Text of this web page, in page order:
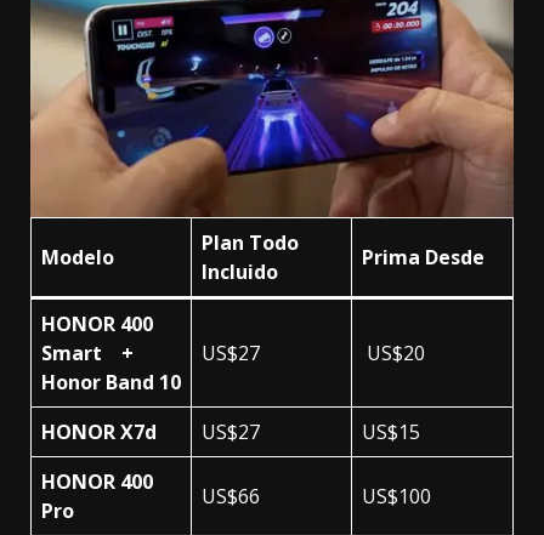
Modelo
Plan Todo
Incluido
Prima Desde
HONOR 400
Smart +
Honor Band 10
US$27 US$20
HONOR X7d US$27
US$15
HONOR 400
Pro
US$66 US$100